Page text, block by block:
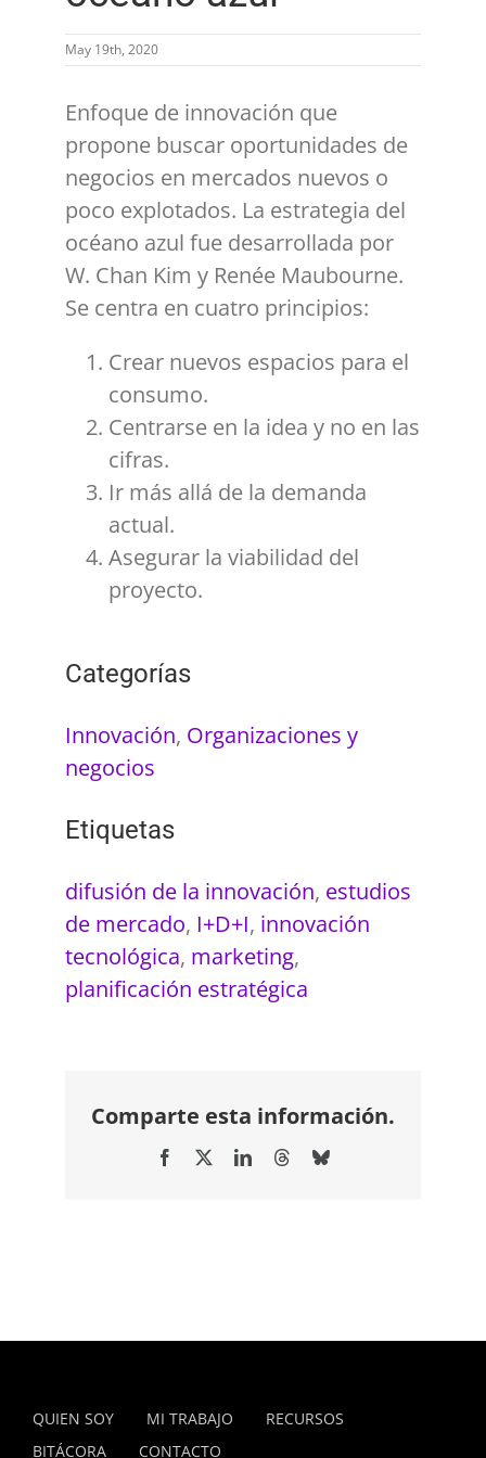
May 19th, 2020
Enfoque de innovación que
propone buscar oportunidades de
negocios en mercados nuevos o
poco explotados. La estrategia del
océano azul fue desarrollada por
W. Chan Kim y Renée Maubourne.
Se centra en cuatro principios:
Crear nuevos espacios para el
consumo.
Centrarse en la idea y no en las
cifras.
Ir más allá de la demanda
actual.
Asegurar la viabilidad del
proyecto.
Categorías
Innovación, Organizaciones y
negocios
Etiquetas
difusión de la innovación, estudios
de mercado, I+D+I, innovación
tecnológica, marketing,
planificación estratégica
Comparte esta información.
Facebook LinkedInThreadsBluesky
QUIEN SOY MI TRABAJO
RECURSOS
BITÁCORA
CONTACTO